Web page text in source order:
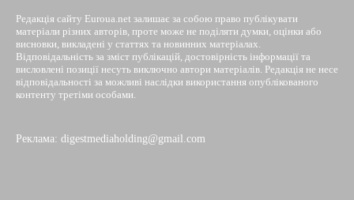
Редакція сайту Euroua.net залишає за собою право публікувати
матеріали різних авторів, проте може не поділяти думки, оцінки або
висновки, викладені у статтях та новинних матеріалах.
Відповідальність за зміст публікацій, достовірність інформації та
висловлені позиції несуть виключно автори матеріалів. Редакція не несе
відповідальності за можливі наслідки використання опублікованого
контенту третіми особами.
Реклама: digestmediaholding@gmail.com